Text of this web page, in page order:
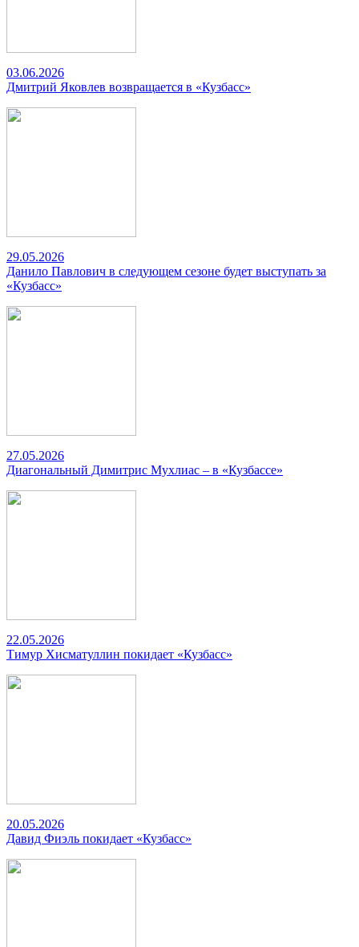
03.06.2026
Дмитрий Яковлев возвращается в «Кузбасс»
29.05.2026
Данило Павлович в следующем сезоне будет выступать за
«Кузбасс»
27.05.2026
Диагональный Димитрис Мухлиас – в «Кузбассе»
22.05.2026
Тимур Хисматуллин покидает «Кузбасс»
20.05.2026
Давид Фиэль покидает «Кузбасс»